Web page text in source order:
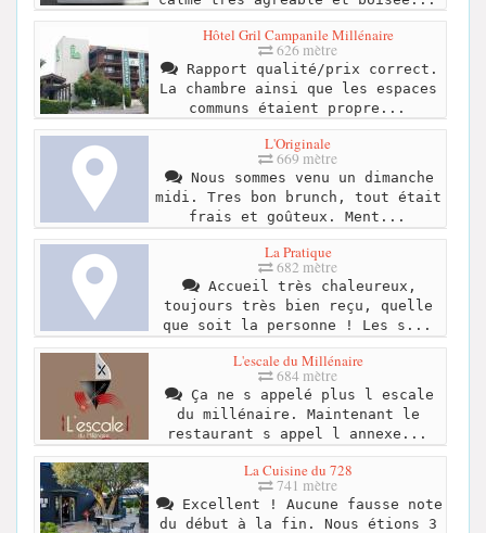
Hôtel Gril Campanile Millénaire
626 mètre
Rapport qualité/prix correct.
La chambre ainsi que les espaces
communs étaient propre...
L'Originale
669 mètre
Nous sommes venu un dimanche
midi. Tres bon brunch, tout était
frais et goûteux. Ment...
La Pratique
682 mètre
Accueil très chaleureux,
toujours très bien reçu, quelle
que soit la personne ! Les s...
L'escale du Millénaire
684 mètre
Ça ne s appelé plus l escale
du millénaire. Maintenant le
restaurant s appel l annexe...
La Cuisine du 728
741 mètre
Excellent ! Aucune fausse note
du début à la fin. Nous étions 3